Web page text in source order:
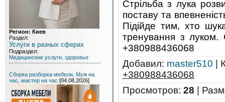
Регион: Киев
Раздел:
Услуги в разных сферах
Подраздел:
Медицинские услуги, здоровье
Сборка разборка мебели, Муж на
час, мастер на час [04.08.2026]
Стрільба з лука
поставу та
Підійде тим, хто
тренування з
+380988436068
Добавил: master510 |
+380988436068
Просмотров: 28 |